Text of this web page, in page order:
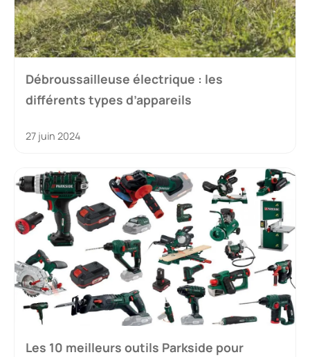
Débroussailleuse électrique : les
différents types d’appareils
27 juin 2024
Les 10 meilleurs outils Parkside pour